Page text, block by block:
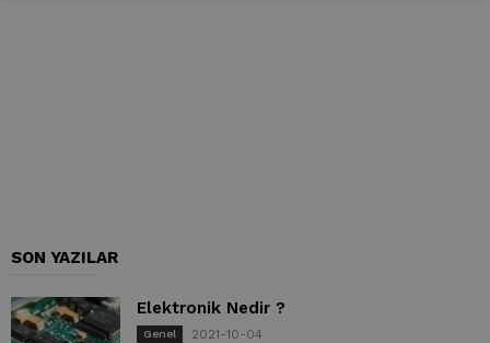
SON YAZILAR
Elektronik Nedir ?
Genel 2021-10-04